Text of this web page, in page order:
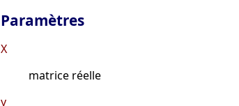
Paramètres
X
matrice réelle
y